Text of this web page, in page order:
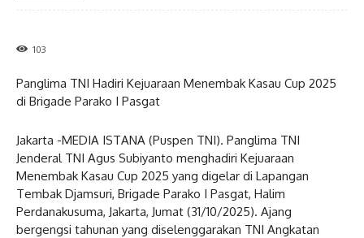
103
Panglima TNI Hadiri Kejuaraan Menembak Kasau Cup 2025
di Brigade Parako I Pasgat
Jakarta -MEDIA ISTANA (Puspen TNI). Panglima TNI
Jenderal TNI Agus Subiyanto menghadiri Kejuaraan
Menembak Kasau Cup 2025 yang digelar di Lapangan
Tembak Djamsuri, Brigade Parako I Pasgat, Halim
Perdanakusuma, Jakarta, Jumat (31/10/2025). Ajang
bergengsi tahunan yang diselenggarakan TNI Angkatan